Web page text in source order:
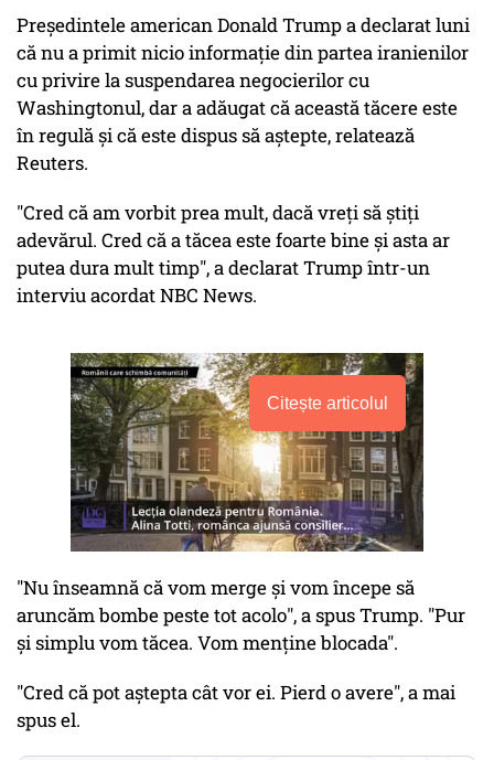
Preşedintele american Donald Trump a declarat luni
că nu a primit nicio informaţie din partea iranienilor
cu privire la suspendarea negocierilor cu
Washingtonul, dar a adăugat că această tăcere este
în regulă şi că este dispus să aştepte, relatează
Reuters.
"Cred că am vorbit prea mult, dacă vreţi să ştiţi
adevărul. Cred că a tăcea este foarte bine şi asta ar
putea dura mult timp", a declarat Trump într-un
interviu acordat NBC News.
Citește articolul
"Nu înseamnă că vom merge şi vom începe să
aruncăm bombe peste tot acolo", a spus Trump. "Pur
şi simplu vom tăcea. Vom menţine blocada".
"Cred că pot aştepta cât vor ei. Pierd o avere", a mai
spus el.